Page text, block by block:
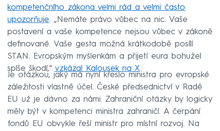
kompetenčního zákona velmi rád a velmi často
upozorňuje. „Nemáte právo vůbec na nic. Vaše
postavení a vaše kompetence nejsou vůbec v zákoně
definované. Vaše gesta možná krátkodobě posílí
STAN. Evropským myšlenkám a přijetí eura bohužel
spíše škodí,“ vzkázal Kalousek na X.
Je otázkou, jaký má nyní křeslo ministra pro evropské
záležitosti vlastně účel. České předsednictví v Radě
EU už je dávno za námi. Zahraniční otázky by logicky
měly být v kompetenci ministra zahraničí. A čerpání
fondů EU obvykle řeší ministr pro místní rozvoj. Na